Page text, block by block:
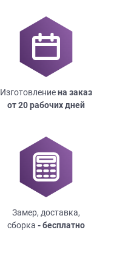
Изготовлениена заказ
от 20 рабочих дней
Замер, доставка,
сборка - бесплатно